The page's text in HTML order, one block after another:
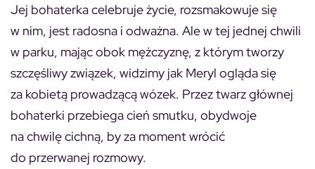
Jej bohaterka celebruje życie, rozsmakowuje się
w nim, jest radosna i odważna. Ale w tej jednej chwili
w parku, mając obok mężczyznę, z którym tworzy
szczęśliwy związek, widzimy jak Meryl ogląda się
za kobietą prowadzącą wózek. Przez twarz głównej
bohaterki przebiega cień smutku, obydwoje
na chwilę cichną, by za moment wrócić
do przerwanej rozmowy.